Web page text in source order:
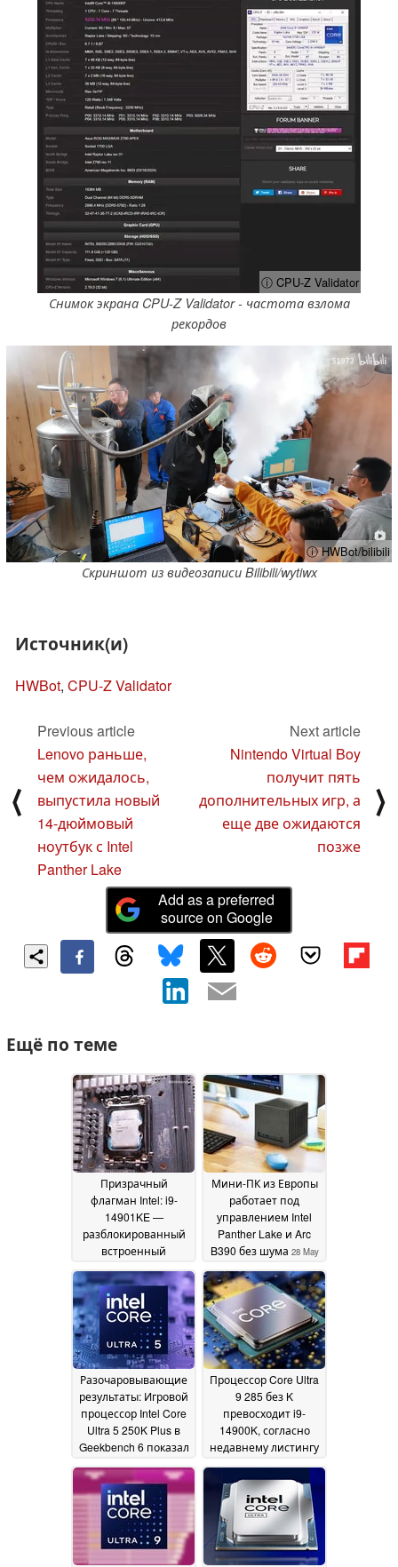
ⓘ CPU-Z Validator
Снимок экрана CPU-Z Validator - частота взлома
рекордов
ⓘ HWBot/bilibili
Скриншот из видеозаписи Bilibili/wytiwx
Источник(и)
HWBot, CPU-Z Validator
⟨
Previous article
Lenovo раньше,
чем ожидалось,
выпустила новый
14-дюймовый
ноутбук с Intel
Panther Lake
Next article
Nintendo Virtual Boy
получит пять
дополнительных игр, а
еще две ожидаются
позже
⟩
Add as a preferred
source on Google
Ещё по теме
Призрачный
флагман Intel: i9-
14901KE —
разблокированный
встроенный
процессор,
состоящий
исключительно из
ядер типа P, который
так и не прошел
этап валидации28
July 2026
Мини-ПК из Европы
работает под
управлением Intel
Panther Lake и Arc
B390 без шума 28 May
2026
Разочаровывающие
результаты: Игровой
процессор Intel Core
Ultra 5 250K Plus в
Geekbench 6 показал
неудовлетворительные
результаты по
многоядерным
процессорам
February 2026
Процессор Core Ultra
9 285 без K
превосходит i9-
14900K, согласно
недавнему листингу
Geekbench22 October
2024